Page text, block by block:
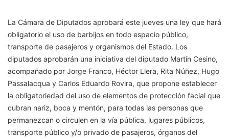
La Cámara de Diputados aprobará este jueves una ley que hará
obligatorio el uso de barbijos en todo espacio público,
transporte de pasajeros y organismos del Estado. Los
diputados aprobarán una iniciativa del diputado Martín Cesino,
acompañado por Jorge Franco, Héctor Llera, Rita Núñez, Hugo
Passalacqua y Carlos Eduardo Rovira, que propone establecer
la obligatoriedad del uso de elementos de protección facial que
cubran nariz, boca y mentón, para todas las personas que
permanezcan o circulen en la vía pública, lugares públicos,
transporte público y/o privado de pasajeros, órganos del